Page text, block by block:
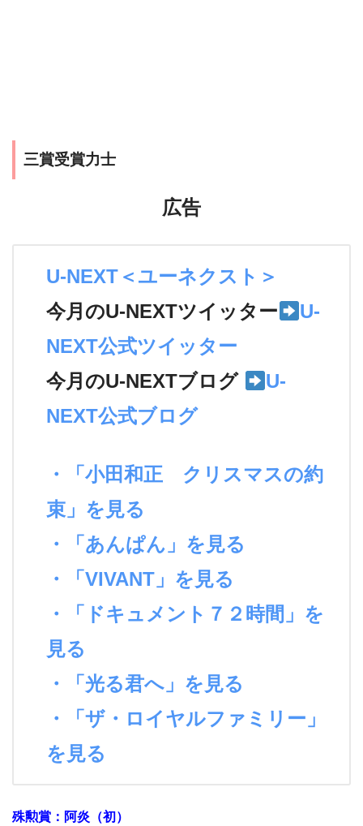
三賞受賞力士
広告
U-NEXT＜ユーネクスト＞
今月のU-NEXTツイッター
U-
NEXT公式ツイッター
今月のU-NEXTブログ
U-
NEXT公式ブログ
・「小田和正 クリスマスの約
束」を見る
・「あんぱん」を見る
・「VIVANT」を見る
・「ドキュメント７２時間」を
見る
・「光る君へ」を見る
・「ザ・ロイヤルファミリー」
を見る
殊勲賞： 阿炎（初）